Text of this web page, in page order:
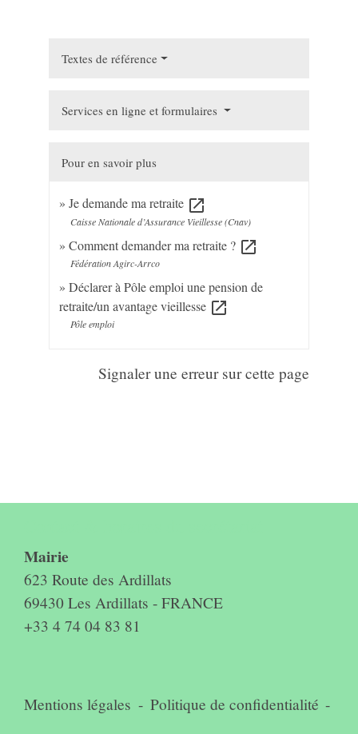
Textes de référence
Services en ligne et formulaires
Pour en savoir plus
Je demande ma retraite open_in_new
Caisse Nationale d’Assurance Vieillesse (Cnav)
Comment demander ma retraite ? open_in_new
Fédération Agirc-Arrco
Déclarer à Pôle emploi une pension de
retraite/un avantage vieillesse open_in_new
Pôle emploi
Signaler une erreur sur cette page
Mairie
623 Route des Ardillats
69430 Les Ardillats - FRANCE
+33 4 74 04 83 81
Mentions légales - Politique de confidentialité -